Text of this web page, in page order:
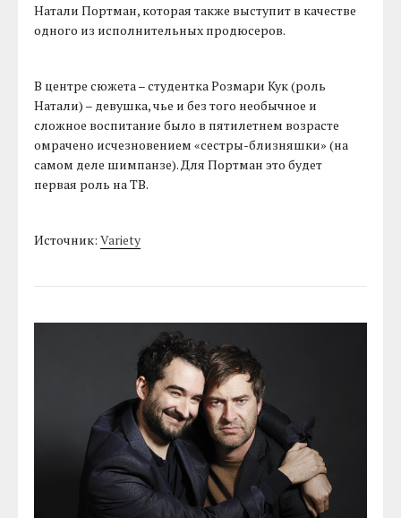
Натали Портман, которая также выступит в качестве
одного из исполнительных продюсеров.
В центре сюжета – студентка Розмари Кук (роль
Натали) – девушка, чье и без того необычное и
сложное воспитание было в пятилетнем возрасте
омрачено исчезновением «сестры-близняшки» (на
самом деле шимпанзе). Для Портман это будет
первая роль на ТВ.
Источник:Variety